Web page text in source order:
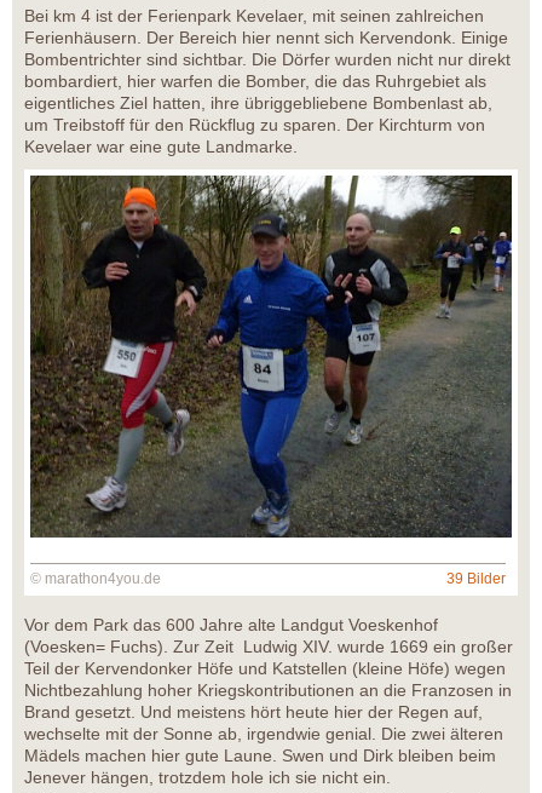
Bei km 4 ist der Ferienpark Kevelaer, mit seinen zahlreichen
Ferienhäusern. Der Bereich hier nennt sich Kervendonk. Einige
Bombentrichter sind sichtbar. Die Dörfer wurden nicht nur direkt
bombardiert, hier warfen die Bomber, die das Ruhrgebiet als
eigentliches Ziel hatten, ihre übriggebliebene Bombenlast ab,
um Treibstoff für den Rückflug zu sparen. Der Kirchturm von
Kevelaer war eine gute Landmarke.
© marathon4you.de 39 Bilder
Vor dem Park das 600 Jahre alte Landgut Voeskenhof
(Voesken= Fuchs). Zur Zeit Ludwig XIV. wurde 1669 ein großer
Teil der Kervendonker Höfe und Katstellen (kleine Höfe) wegen
Nichtbezahlung hoher Kriegskontributionen an die Franzosen in
Brand gesetzt. Und meistens hört heute hier der Regen auf,
wechselte mit der Sonne ab, irgendwie genial. Die zwei älteren
Mädels machen hier gute Laune. Swen und Dirk bleiben beim
Jenever hängen, trotzdem hole ich sie nicht ein.